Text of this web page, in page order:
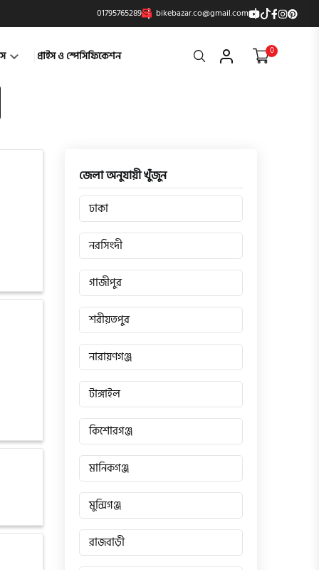
01795765289 bikebazar.co@gmail.com
প্রাইস ও স্পেসিফিকেশন Search 0
জেলা অনুযায়ী খুঁজুন
ঢাকা
নরসিংদী
গাজীপুর
শরীয়তপুর
নারায়ণগঞ্জ
টাঙ্গাইল
কিশোরগঞ্জ
মানিকগঞ্জ
মুন্সিগঞ্জ
রাজবাড়ী